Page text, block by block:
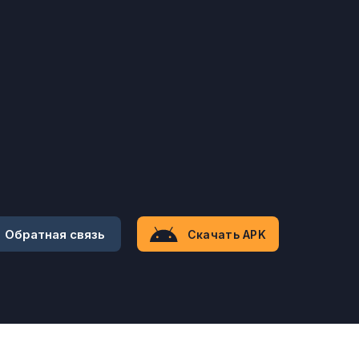
Обратная связь Скачать APK